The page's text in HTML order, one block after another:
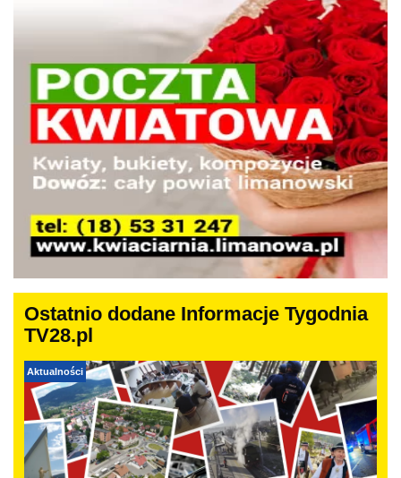
Ostatnio dodane Informacje Tygodnia
TV28.pl
Aktualności